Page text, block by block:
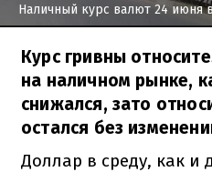
Наличный курс валют 24 июня
Курс гривны
на наличном рынке,
снижался, зато
остался без
Доллар в среду, как и